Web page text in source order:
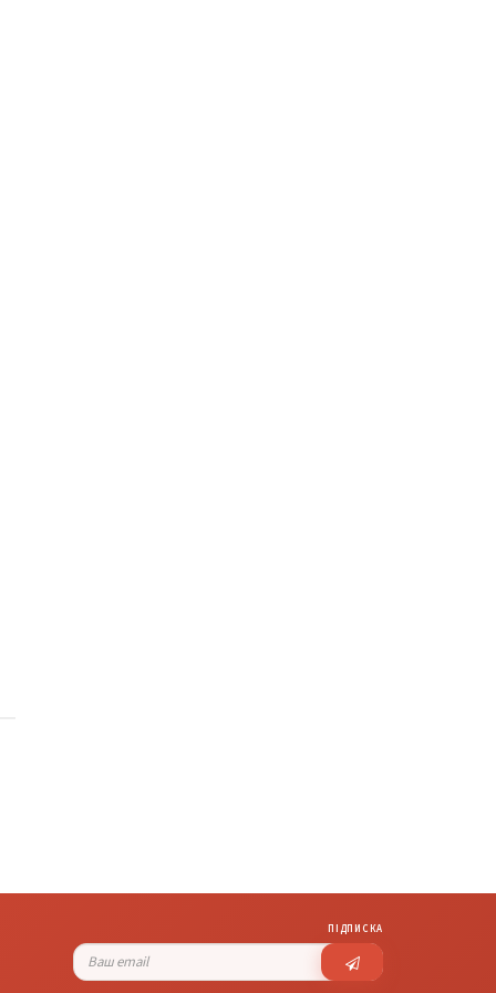
ПІДПИСКА